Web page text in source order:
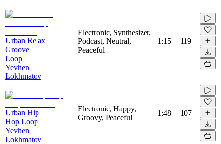
Urban Relax
Groove
Loop
Yevhen
Lokhmatov
Electronic, Synthesizer,
Podcast, Neutral,
Peaceful
1:15 119
Urban Hip
Hop Loop
Yevhen
Lokhmatov
Electronic, Happy,
Groovy, Peaceful
1:48 107